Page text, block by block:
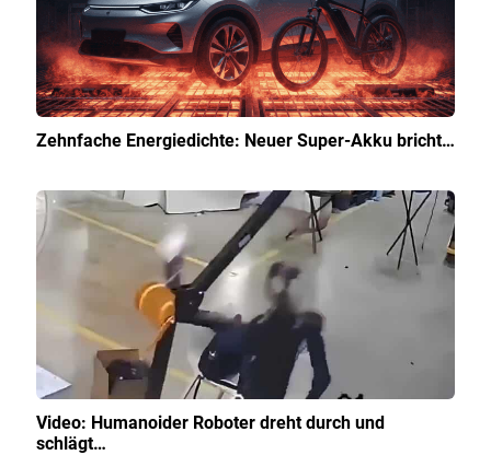
Zehnfache Energiedichte: Neuer Super-Akku bricht…
Video: Humanoider Roboter dreht durch und
schlägt…